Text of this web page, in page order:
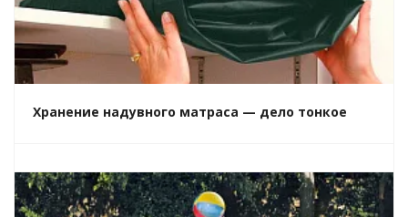
Хранение надувного матраса — дело тонкое